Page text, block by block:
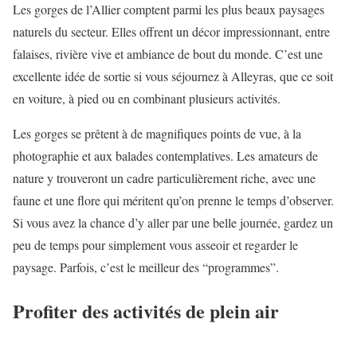
Les gorges de l’Allier comptent parmi les plus beaux paysages
naturels du secteur. Elles offrent un décor impressionnant, entre
falaises, rivière vive et ambiance de bout du monde. C’est une
excellente idée de sortie si vous séjournez à Alleyras, que ce soit
en voiture, à pied ou en combinant plusieurs activités.
Les gorges se prêtent à de magnifiques points de vue, à la
photographie et aux balades contemplatives. Les amateurs de
nature y trouveront un cadre particulièrement riche, avec une
faune et une flore qui méritent qu’on prenne le temps d’observer.
Si vous avez la chance d’y aller par une belle journée, gardez un
peu de temps pour simplement vous asseoir et regarder le
paysage. Parfois, c’est le meilleur des “programmes”.
Profiter des activités de plein air